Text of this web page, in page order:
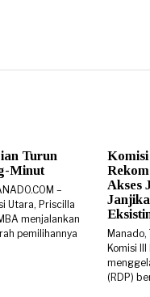
Turun
Minut
–
Utara, Priscilla
menjalankan
pemilihannya
Akses
Manado,
Komisi
(RDP)